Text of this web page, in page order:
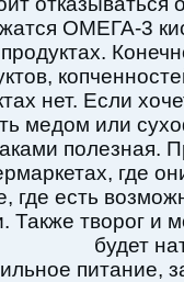
ОМЕГА-3
нет. Если
медом или
полезная.
где
где есть
Также творог и
будет
питание,